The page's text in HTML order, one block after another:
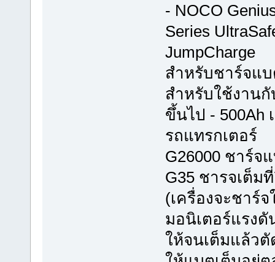
- NOCO
Series
JumpCharge
สำหรับชาร์จแบ
สำหรับใช้งาน
ขึ้นไป - 500Ah
รถแทรกเตอร์
G26000 ชาร์จ
G35 ชารจเต็ม
(เครื่องจะชาร์
มอนิเตอร์แรงดั
ให้จนเต็มแล้ว